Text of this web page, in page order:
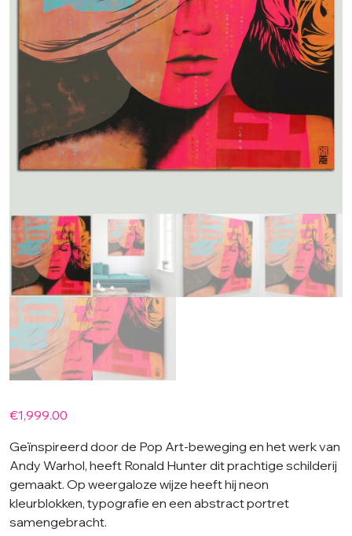
€1,999.00
Geïnspireerd door de Pop Art-beweging en het werk van
Andy Warhol, heeft Ronald Hunter dit prachtige schilderij
gemaakt. Op weergaloze wijze heeft hij neon
kleurblokken, typografie en een abstract portret
samengebracht.